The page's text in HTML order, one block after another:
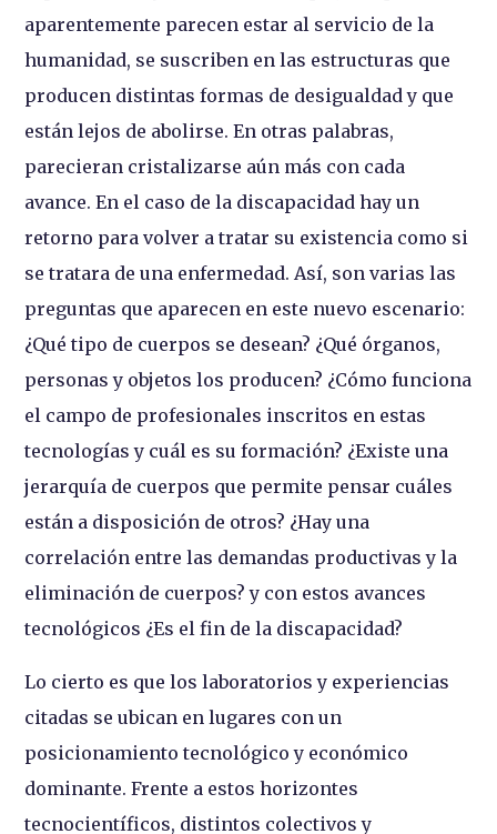
aparentemente parecen estar al servicio de la
humanidad, se suscriben en las estructuras que
producen distintas formas de desigualdad y que
están lejos de abolirse. En otras palabras,
parecieran cristalizarse aún más con cada
avance. En el caso de la discapacidad hay un
retorno para volver a tratar su existencia como si
se tratara de una enfermedad. Así, son varias las
preguntas que aparecen en este nuevo escenario:
¿Qué tipo de cuerpos se desean? ¿Qué órganos,
personas y objetos los producen? ¿Cómo funciona
el campo de profesionales inscritos en estas
tecnologías y cuál es su formación? ¿Existe una
jerarquía de cuerpos que permite pensar cuáles
están a disposición de otros? ¿Hay una
correlación entre las demandas productivas y la
eliminación de cuerpos? y con estos avances
tecnológicos ¿Es el fin de la discapacidad?
Lo cierto es que los laboratorios y experiencias
citadas se ubican en lugares con un
posicionamiento tecnológico y económico
dominante. Frente a estos horizontes
tecnocientíficos, distintos colectivos y